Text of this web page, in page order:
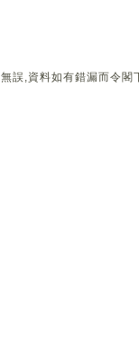
誤,資料如有錯漏而令閣